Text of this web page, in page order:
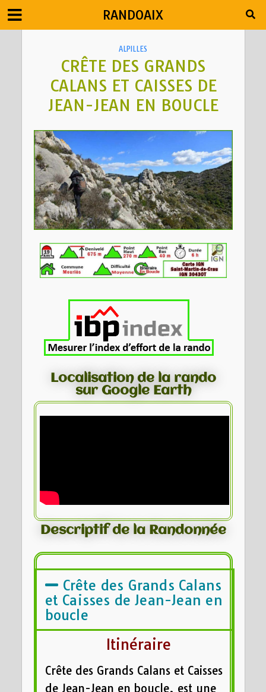
RANDOAIX
ALPILLES
CRÊTE DES GRANDS
CALANS ET CAISSES DE
JEAN-JEAN EN BOUCLE
Localisation de la rando
sur Google Earth
Descriptif de la Randonnée
Crête des Grands Calans
et Caisses de Jean-Jean en
boucle
Itinéraire
Crête des Grands Calans et Caisses
de Jean-Jean en boucle, est une